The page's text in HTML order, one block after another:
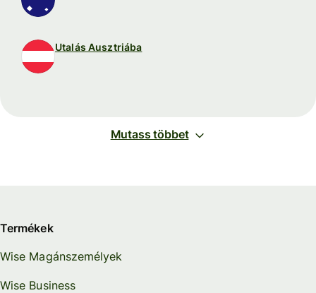
Utalás Ausztriába
Mutass többet
Termékek
Wise Magánszemélyek
Wise Business